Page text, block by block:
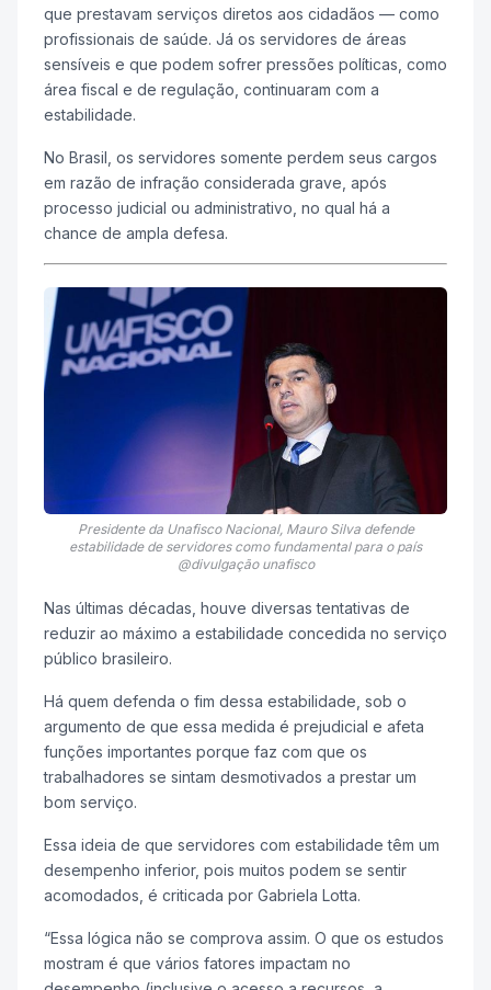
que prestavam serviços diretos aos cidadãos — como
profissionais de saúde. Já os servidores de áreas
sensíveis e que podem sofrer pressões políticas, como
área fiscal e de regulação, continuaram com a
estabilidade.
No Brasil, os servidores somente perdem seus cargos
em razão de infração considerada grave, após
processo judicial ou administrativo, no qual há a
chance de ampla defesa.
Presidente da Unafisco Nacional, Mauro Silva defende
estabilidade de servidores como fundamental para o país
@divulgação unafisco
Nas últimas décadas, houve diversas tentativas de
reduzir ao máximo a estabilidade concedida no serviço
público brasileiro.
Há quem defenda o fim dessa estabilidade, sob o
argumento de que essa medida é prejudicial e afeta
funções importantes porque faz com que os
trabalhadores se sintam desmotivados a prestar um
bom serviço.
Essa ideia de que servidores com estabilidade têm um
desempenho inferior, pois muitos podem se sentir
acomodados, é criticada por Gabriela Lotta.
“Essa lógica não se comprova assim. O que os estudos
mostram é que vários fatores impactam no